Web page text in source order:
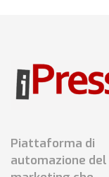
Piattaforma di
automazione del